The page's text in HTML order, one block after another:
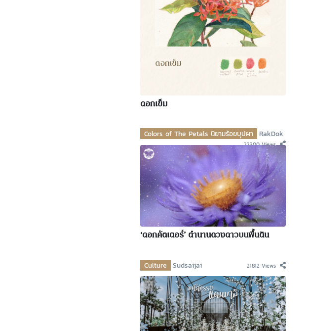
ดอกเข็ม
Colors of The Petals นิยามร้อยบุปผา RakDok
22300 Views
‘ดอกคัตเตอร์’ ตำนานดวงดาวบนพื้นดิน
Culture Sudsaijai 21812 Views